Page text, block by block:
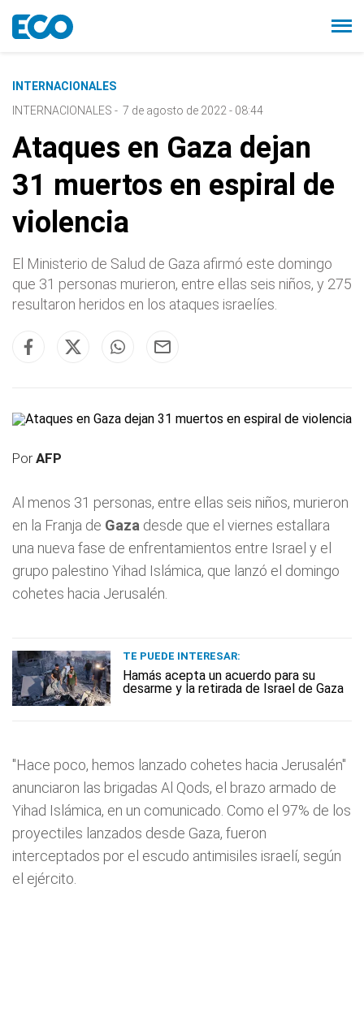
INTERNACIONALES
INTERNACIONALES - 7 de agosto de 2022 - 08:44
Ataques en Gaza dejan
31 muertos en espiral de
violencia
El Ministerio de Salud de Gaza afirmó este domingo
que 31 personas murieron, entre ellas seis niños, y 275
resultaron heridos en los ataques israelíes.
PorAFP
Al menos 31 personas, entre ellas seis niños, murieron
en la Franja de Gaza desde que el viernes estallara
una nueva fase de enfrentamientos entre Israel y el
grupo palestino Yihad Islámica, que lanzó el domingo
cohetes hacia Jerusalén.
TE PUEDE INTERESAR:
Hamás acepta un acuerdo para su
desarme y la retirada de Israel de Gaza
"Hace poco, hemos lanzado cohetes hacia Jerusalén"
anunciaron las brigadas Al Qods, el brazo armado de
Yihad Islámica, en un comunicado. Como el 97% de los
proyectiles lanzados desde Gaza, fueron
interceptados por el escudo antimisiles israelí, según
el ejército.